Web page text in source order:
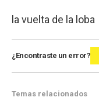
la vuelta de la loba
¿Encontraste un error?
Temas relacionados